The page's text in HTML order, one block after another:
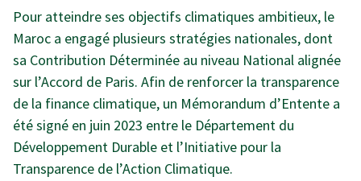
Pour atteindre ses objectifs climatiques ambitieux, le
Maroc a engagé plusieurs stratégies nationales, dont
sa Contribution Déterminée au niveau National alignée
sur l’Accord de Paris. Afin de renforcer la transparence
de la finance climatique, un Mémorandum d’Entente a
été signé en juin 2023 entre le Département du
Développement Durable et l’Initiative pour la
Transparence de l’Action Climatique.